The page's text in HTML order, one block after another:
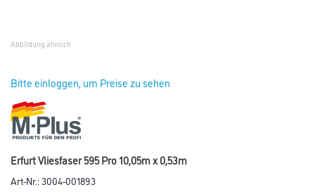
Abbildung ähnlich
Bitte einloggen, um Preise zu sehen
Erfurt Vliesfaser 595 Pro 10,05m x 0,53m
Art-Nr.:3004-001893